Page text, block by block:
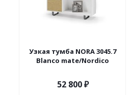
Узкая тумба NORA 3045.7
Blanco mate/Nordico
52 800₽